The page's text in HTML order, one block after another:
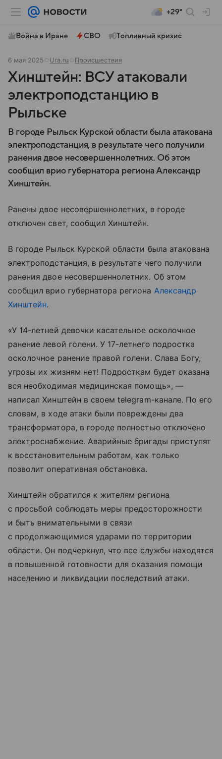
+29°
Война в Иране СВО Топливный кризис
6 мая 2025 Ura.ru Происшествия
Хинштейн: ВСУ атаковали
электроподстанцию в
Рыльске
В городе Рыльск Курской области была атакована
электроподстанция, в результате чего получили
ранения двое несовершеннолетних. Об этом
сообщил врио губернатора региона Александр
Хинштейн.
Ранены двое несовершеннолетних, в городе
отключен свет, сообщил Хинштейн.
В городе Рыльск Курской области была атакована
электроподстанция, в результате чего получили
ранения двое несовершеннолетних. Об этом
сообщил врио губернатора региона Александр
Хинштейн.
«У 14-летней девочки касательное осколочное
ранение левой голени. У 17-летнего подростка
осколочное ранение правой голени. Слава Богу,
угрозы их жизням нет! Подросткам будет оказана
вся необходимая медицинская помощь», —
написал Хинштейн в своем telegram-канале. По его
словам, в ходе атаки были повреждены два
трансформатора, в городе полностью отключено
электроснабжение. Аварийные бригады приступят
к восстановительным работам, как только
позволит оперативная обстановка.
Хинштейн обратился к жителям региона
с просьбой соблюдать меры предосторожности
и быть внимательными в связи
с продолжающимися ударами по территории
области. Он подчеркнул, что все службы находятся
в повышенной готовности для оказания помощи
населению и ликвидации последствий атаки.